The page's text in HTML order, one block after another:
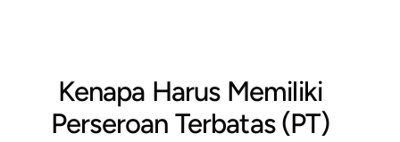
Kenapa Harus Memiliki
Perseroan Terbatas (PT)